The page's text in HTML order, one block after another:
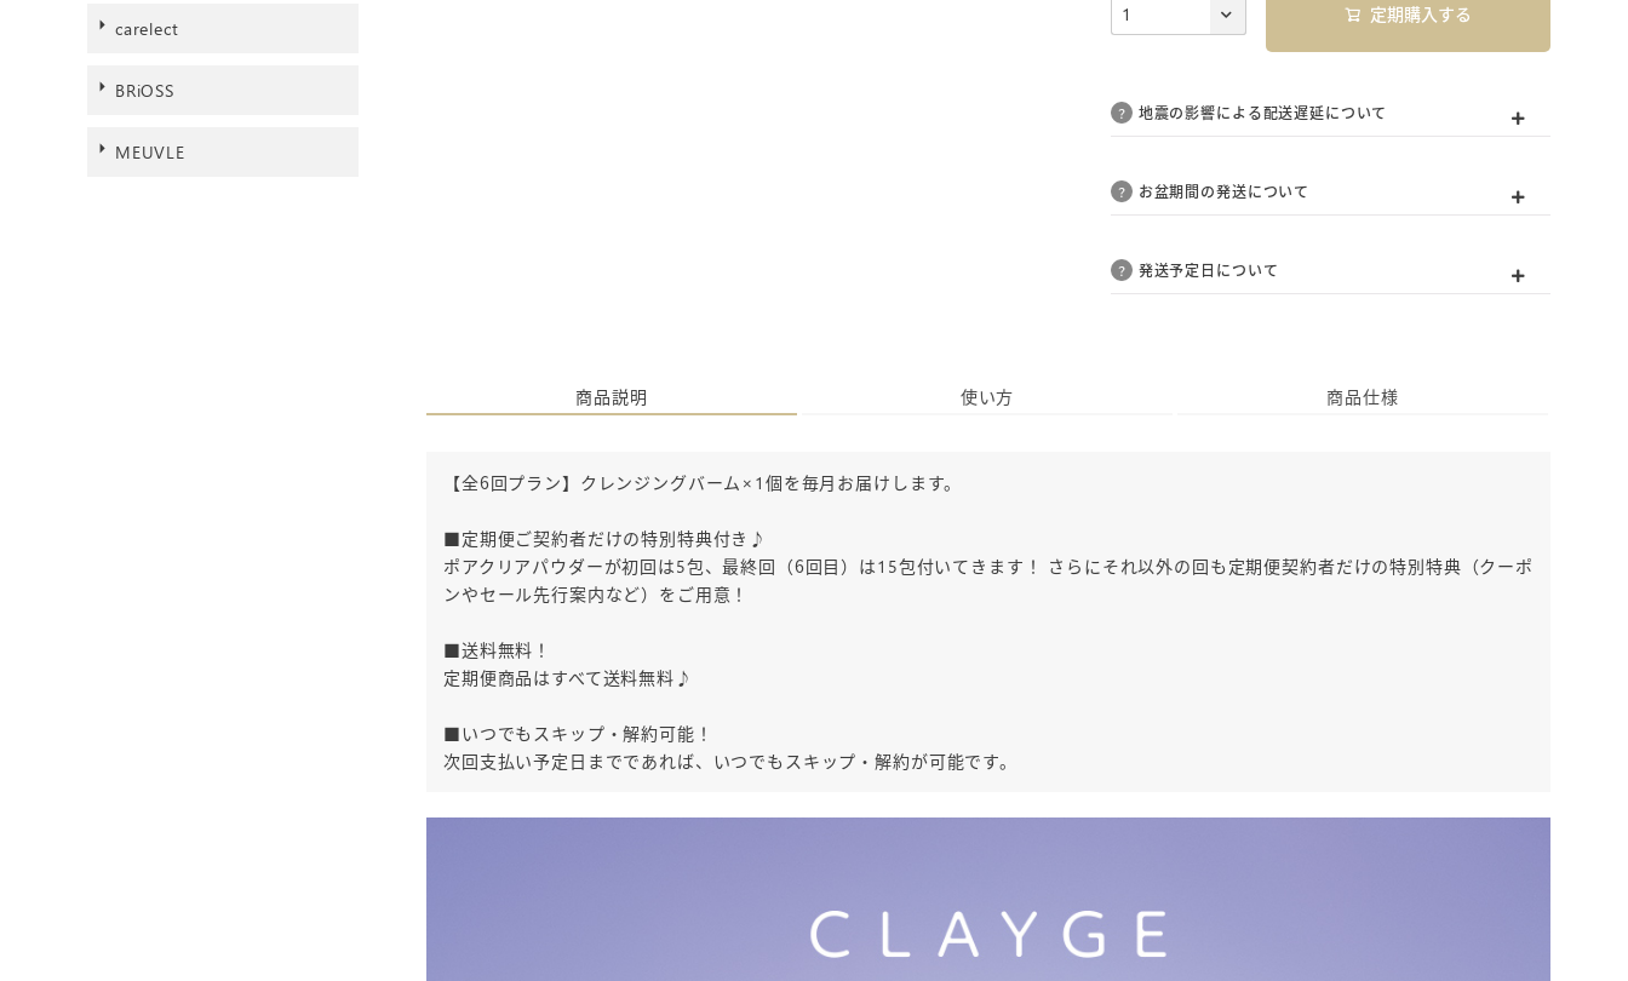
carelect
BRiOSS
MEUVLE
定期購入する
地震の影響による配送遅延について
お盆期間の発送について
発送予定日について
商品説明 使い方 商品仕様
【全6回プラン】クレンジングバーム×1個を毎月お届けします。
■定期便ご契約者だけの特別特典付き♪
ポアクリアパウダーが初回は5包、最終回（6回目）は15包付いてきます！ さらにそれ以外の回も定期便契約者だけの特別特典（クーポ
ンやセール先行案内など）をご用意！
■送料無料！
定期便商品はすべて送料無料♪
■いつでもスキップ・解約可能！
次回支払い予定日までであれば、いつでもスキップ・解約が可能です。